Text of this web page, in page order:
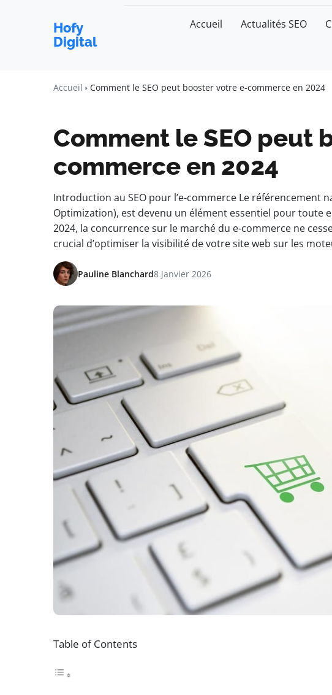
Hofy
Digital
Accueil Actualités SEO
Accueil Comment le SEO peut booster votre e-commerce en 2024
Comment le SEO peut
commerce en 2024
Introduction au SEO pour l’e-commerce Le référencement
Optimization), est devenu un élément essentiel pour toute
2024, la concurrence sur le marché du e-commerce ne
crucial d’optimiser la visibilité de votre site web sur les
Pauline Blanchard8 janvier 2026
Table of Contents